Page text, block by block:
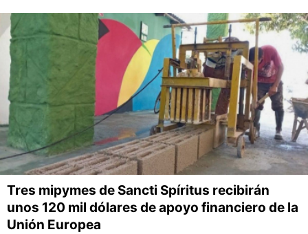
Tres mipymes de Sancti Spíritus recibirán
unos 120 mil dólares de apoyo financiero de la
Unión Europea